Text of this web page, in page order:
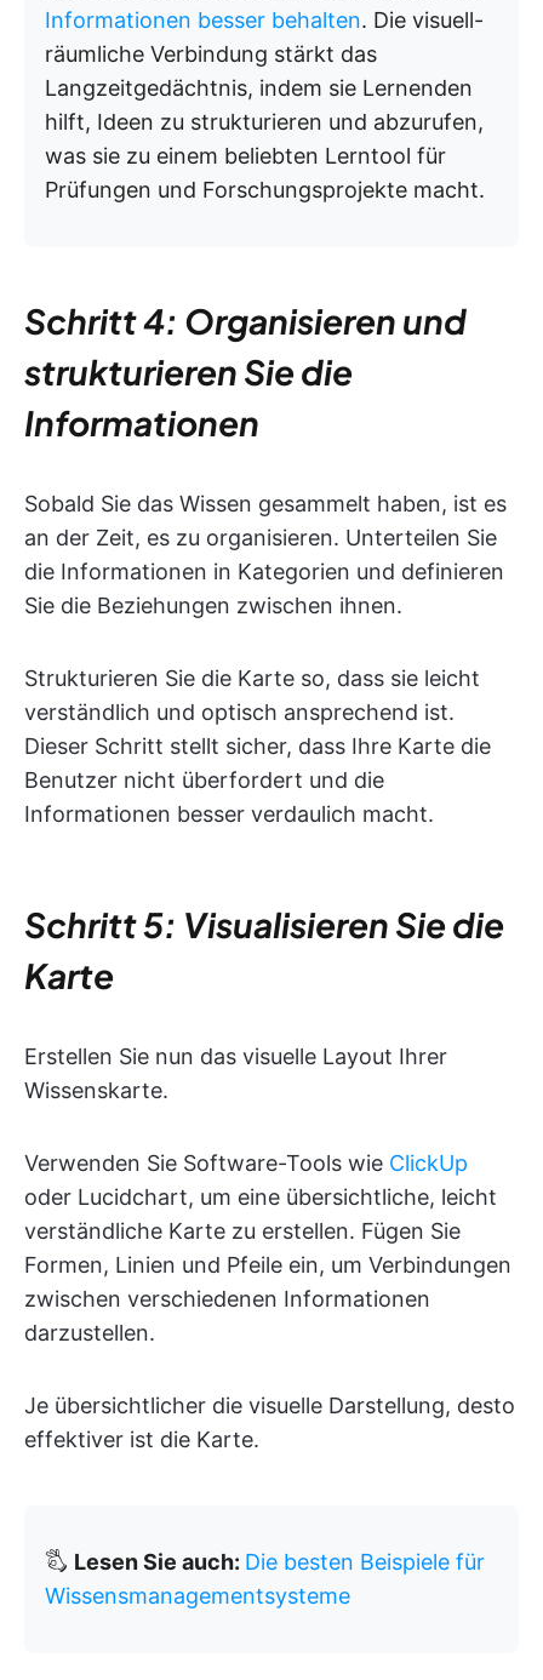
Informationen besser behalten. Die visuell-
räumliche Verbindung stärkt das
Langzeitgedächtnis, indem sie Lernenden
hilft, Ideen zu strukturieren und abzurufen,
was sie zu einem beliebten Lerntool für
Prüfungen und Forschungsprojekte macht.
Schritt 4: Organisieren und
strukturieren Sie die
Informationen
Sobald Sie das Wissen gesammelt haben, ist es
an der Zeit, es zu organisieren. Unterteilen Sie
die Informationen in Kategorien und definieren
Sie die Beziehungen zwischen ihnen.
Strukturieren Sie die Karte so, dass sie leicht
verständlich und optisch ansprechend ist.
Dieser Schritt stellt sicher, dass Ihre Karte die
Benutzer nicht überfordert und die
Informationen besser verdaulich macht.
Schritt 5: Visualisieren Sie die
Karte
Erstellen Sie nun das visuelle Layout Ihrer
Wissenskarte.
Verwenden Sie Software-Tools wie ClickUp
oder Lucidchart, um eine übersichtliche, leicht
verständliche Karte zu erstellen. Fügen Sie
Formen, Linien und Pfeile ein, um Verbindungen
zwischen verschiedenen Informationen
darzustellen.
Je übersichtlicher die visuelle Darstellung, desto
effektiver ist die Karte.
🖏 Lesen Sie auch: Die besten Beispiele für
Wissensmanagementsysteme